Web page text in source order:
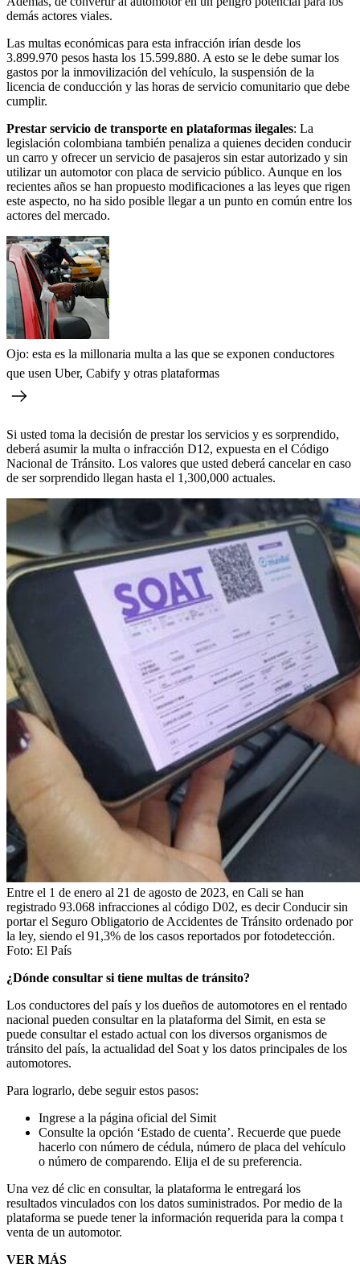
demás actores viales.
Las multas económicas para esta infracción irían desde los
3.899.970 pesos hasta los 15.599.880. A esto se le debe sumar los
gastos por la inmovilización del vehículo, la suspensión de la
licencia de conducción y las horas de servicio comunitario que debe
cumplir.
Prestar servicio de transporte en plataformas ilegales: La
legislación colombiana también penaliza a quienes deciden conducir
un carro y ofrecer un servicio de pasajeros sin estar autorizado y sin
utilizar un automotor con placa de servicio público. Aunque en los
recientes años se han propuesto modificaciones a las leyes que rigen
este aspecto, no ha sido posible llegar a un punto en común entre los
actores del mercado.
Ojo: esta es la millonaria multa a las que se exponen conductores
que usen Uber, Cabify y otras plataformas
Si usted toma la decisión de prestar los servicios y es sorprendido,
deberá asumir la multa o infracción D12, expuesta en el Código
Nacional de Tránsito. Los valores que usted deberá cancelar en caso
de ser sorprendido llegan hasta el 1,300,000 actuales.
Entre el 1 de enero al 21 de agosto de 2023, en Cali se han
registrado 93.068 infracciones al código D02, es decir Conducir sin
portar el Seguro Obligatorio de Accidentes de Tránsito ordenado por
la ley, siendo el 91,3% de los casos reportados por fotodetección.
Foto: El País
¿Dónde consultar si tiene multas de tránsito?
Los conductores del país y los dueños de automotores en el rentado
nacional pueden consultar en la plataforma del Simit, en esta se
puede consultar el estado actual con los diversos organismos de
tránsito del país, la actualidad del Soat y los datos principales de los
automotores.
Para lograrlo, debe seguir estos pasos:
Ingrese a la página oficial del Simit
Consulte la opción ‘Estado de cuenta’. Recuerde que puede
hacerlo con número de cédula, número de placa del vehículo
o número de comparendo. Elija el de su preferencia.
Una vez dé clic en consultar, la plataforma le entregará los
resultados vinculados con los datos suministrados. Por medio de la
plataforma se puede tener la información requerida para la compa t
venta de un automotor.
VER MÁS